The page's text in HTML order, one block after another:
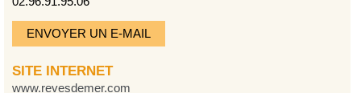
ENVOYER UN E-MAIL
SITE INTERNET
www.revesdemer.com